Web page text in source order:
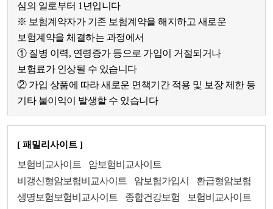
심의 일로부터 1년입니다
※ 보험계약자가 기존 보험계약을 해지하고 새로운
보험계약을 체결하는 과정에서
① 질병 이력, 연령증가 등으로 가입이 거절되거나
보험료가 인상될 수 있습니다
② 가입 상품에 따라 새로운 면책기간 적용 및 보장 제한 등
기타 불이익이 발생할 수 있습니다
[ 패밀리사이트 ]
보험비교사이트
암보험비교사이트
비갱신형암보험비교사이트
암보험가입시
환급형암보험
생명보험보험비교사이트
종합건강보험
보험비교사이트